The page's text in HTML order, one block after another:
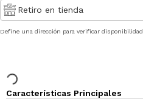
Retiro en tienda
Define una dirección para verificar disponibilidad
Características Principales